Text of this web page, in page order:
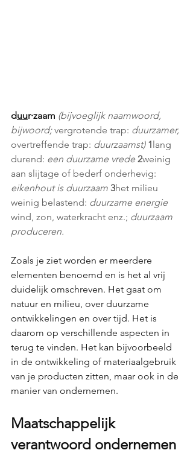
duur·zaam (bijvoeglijk naamwoord,
bijwoord; vergrotende trap: duurzamer,
overtreffende trap: duurzaamst) 1 lang
durend: een duurzame vrede 2weinig
aan slijtage of bederf onderhevig:
eikenhout is duurzaam 3het milieu
weinig belastend: duurzame energie
wind, zon, waterkracht enz.; duurzaam
produceren.
Zoals je ziet worden er meerdere
elementen benoemd en is het al vrij
duidelijk omschreven. Het gaat om
natuur en milieu, over duurzame
ontwikkelingen en over tijd. Het is
daarom op verschillende aspecten in
terug te vinden. Het kan bijvoorbeeld
in de ontwikkeling of materiaalgebruik
van je producten zitten, maar ook in de
manier van ondernemen.
Maatschappelijk
verantwoord ondernemen